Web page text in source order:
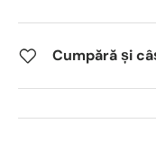
Cumpără și